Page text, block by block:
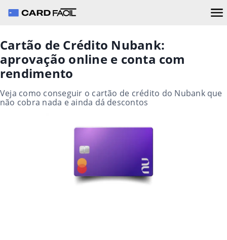
Cartão de Crédito Nubank:
aprovação online e conta com
rendimento
Veja como conseguir o cartão de crédito do Nubank que
não cobra nada e ainda dá descontos